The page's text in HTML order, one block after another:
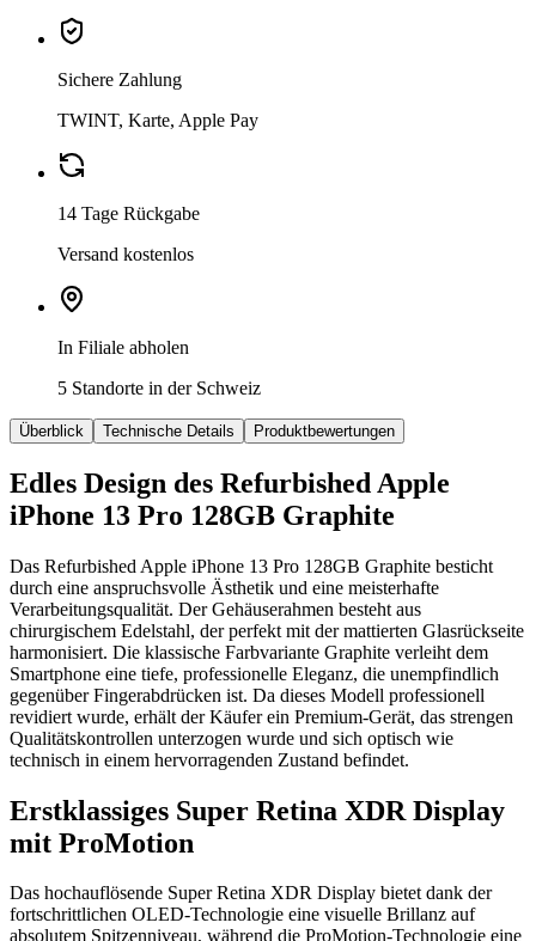
Sichere Zahlung
TWINT, Karte, Apple Pay
14 Tage Rückgabe
Versand kostenlos
In Filiale abholen
5 Standorte in der Schweiz
Überblick Technische Details Produktbewertungen
Edles Design des Refurbished Apple
iPhone 13 Pro 128GB Graphite
Das Refurbished Apple iPhone 13 Pro 128GB Graphite besticht
durch eine anspruchsvolle Ästhetik und eine meisterhafte
Verarbeitungsqualität. Der Gehäuserahmen besteht aus
chirurgischem Edelstahl, der perfekt mit der mattierten Glasrückseite
harmonisiert. Die klassische Farbvariante Graphite verleiht dem
Smartphone eine tiefe, professionelle Eleganz, die unempfindlich
gegenüber Fingerabdrücken ist. Da dieses Modell professionell
revidiert wurde, erhält der Käufer ein Premium-Gerät, das strengen
Qualitätskontrollen unterzogen wurde und sich optisch wie
technisch in einem hervorragenden Zustand befindet.
Erstklassiges Super Retina XDR Display
mit ProMotion
Das hochauflösende Super Retina XDR Display bietet dank der
fortschrittlichen OLED-Technologie eine visuelle Brillanz auf
absolutem Spitzenniveau, während die ProMotion-Technologie eine